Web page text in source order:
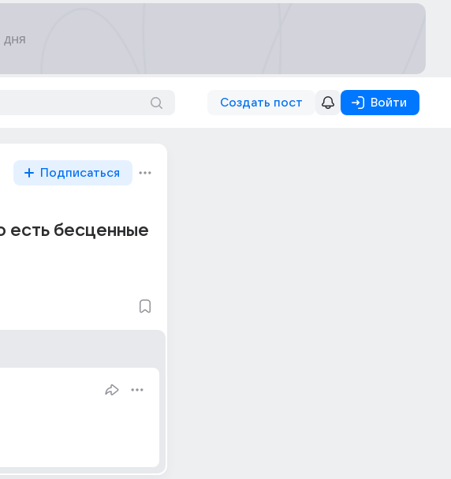
Создать пост Войти
Подписаться
есть бесценные